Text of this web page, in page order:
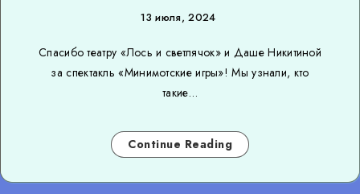
13 июля, 2024
Спасибо театру «Лось и светлячок» и Даше Никитиной
за спектакль «Минимотские игры»! Мы узнали, кто
такие…
Continue Reading